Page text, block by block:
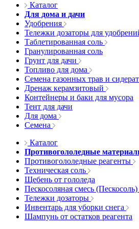
Каталог
Для дома и дачи
Удобрения
Тележки дозаторы для
Таблетированная соль
Гранулированная соль
Грунт для дачи
Топливо для дома
Семена газонных трав и
Дренаж керамзитовый
Контейнеры и баки для мусора
Тент для дачи
Для дома
Семена
Каталог
Противогололедные
Противогололедные реагенты
Техническая соль
Щебень от гололеда
Пескосоляная смесь (Пескосоль)
Тележки дозаторы
Инвентарь для уборки снега
Шампунь от остатков реагента